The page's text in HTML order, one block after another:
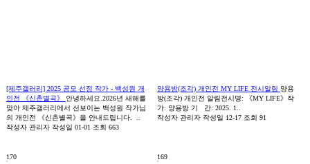
[제주갤러리] 2025 공모 선정 작가 - 백성원 개
인전 《신촌별곡》 안녕하세요.2026년 새해를
맞아 제주갤러리에서 선보이는 백성원 작가님
의 개인전 《신촌별곡》을 안내드립니다. ..
작성자 관리자 작성일 01-01 조회 663
양용방(조각) 개인전 MY LIFE 전시알림 양용
방(조각) 개인전 알림전시명: 《MY LIFE》작
가: 양용방 기 간: 2025. 1..
작성자 관리자 작성일 12-17 조회 91
170 169